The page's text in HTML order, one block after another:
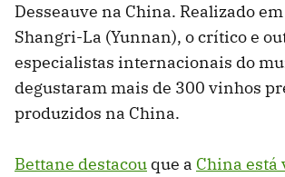
Desseauve na China. Realizado
Shangri-La (Yunnan), o crítico e
especialistas internacionais do
degustaram mais de 300 vinhos
produzidos na China.
Bettane destacou que a China